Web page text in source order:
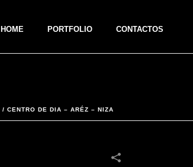
HOME PORTFOLIO CONTACTOS
/ CENTRO DE DIA – ARÉZ – NIZA